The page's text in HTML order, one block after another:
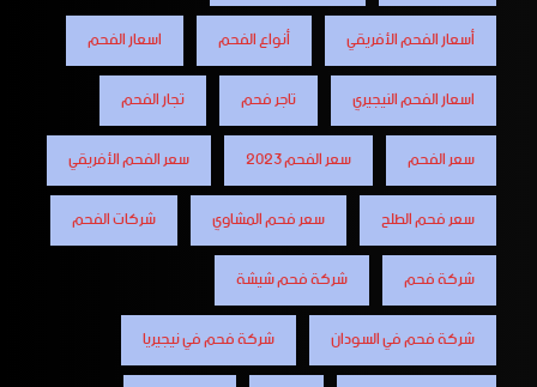
أسعار الفحم الأفريقي
أنواع الفحم
اسعار الفحم
اسعار الفحم النيجيري
تاجر فحم
تجار الفحم
سعر الفحم
سعر الفحم 2023
سعر الفحم الأفريقي
سعر فحم الطلح
سعر فحم المشاوي
شركات الفحم
شركة فحم
شركة فحم شيشة
شركة فحم في السودان
شركة فحم في نيجيريا